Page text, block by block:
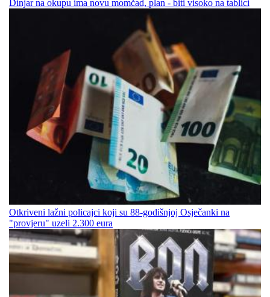
Dinjar na okupu ima novu momčad, plan - biti visoko na tablici
Otkriveni lažni policajci koji su 88-godišnjoj Osječanki na
"provjeru" uzeli 2.300 eura